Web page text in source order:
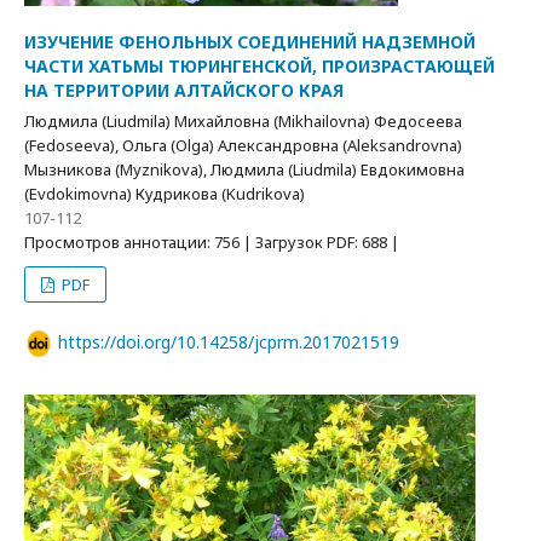
ИЗУЧЕНИЕ ФЕНОЛЬНЫХ СОЕДИНЕНИЙ НАДЗЕМНОЙ
ЧАСТИ ХАТЬМЫ ТЮРИНГЕНСКОЙ, ПРОИЗРАСТАЮЩЕЙ
НА ТЕРРИТОРИИ АЛТАЙСКОГО КРАЯ
Людмила (Liudmila) Михайловна (Mikhailovna) Федосеева
(Fedoseeva), Ольга (Olga) Александровна (Aleksandrovna)
Мызникова (Myznikova), Людмила (Liudmila) Евдокимовна
(Evdokimovna) Кудрикова (Kudrikova)
107-112
Просмотров аннотации: 756 | Загрузок PDF: 688 |
PDF
https://doi.org/10.14258/jcprm.2017021519